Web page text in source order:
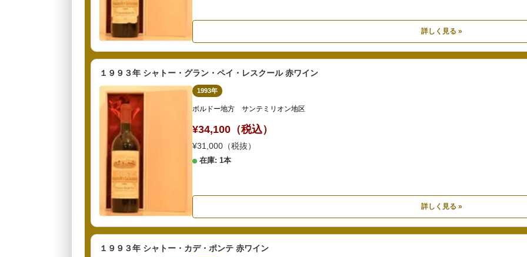
詳しく見る »
１９９３年 シャトー・グラン・ペイ・レスクール 赤ワイン
1993年
ボルドー地方 サンテミリオン地区
¥34,100（税込）
¥31,000（税抜）
在庫: 1本
詳しく見る »
１９９３年 シャトー・カデ・ポンテ 赤ワイン